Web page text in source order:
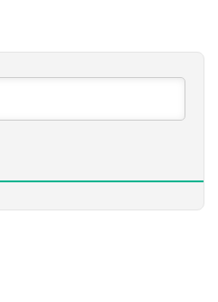
ファイルのTwitterユーザ